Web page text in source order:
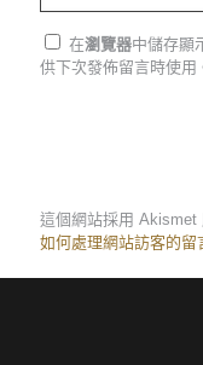
在瀏覽器中儲存顯
供下次發佈留言時使用
這個網站採用 Akismet
如何處理網站訪客的留